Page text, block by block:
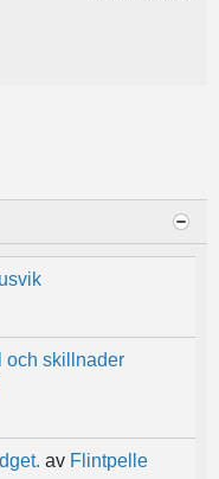
och skillnader
av Flintpelle